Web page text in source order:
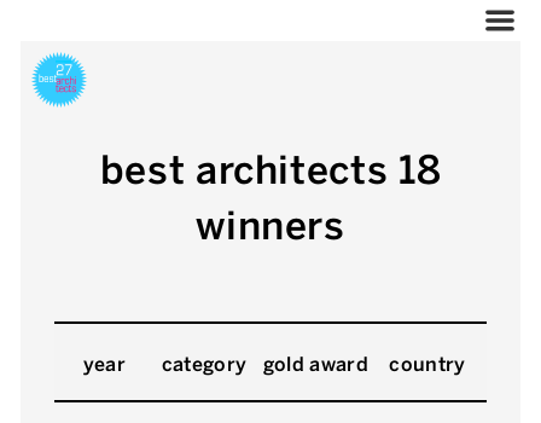
best architects 18
winners
year category gold award country